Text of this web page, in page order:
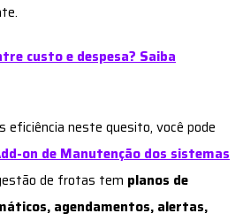
custo e despesa? Saiba
eficiência neste quesito, você pode
on de Manutenção dos sistemas
de frotas tem planos de
agendamentos, alertas,